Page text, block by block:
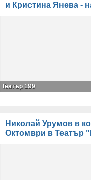
и Кристина Янева -
Театър 199
Николай Урумов в
Октомври в Театър